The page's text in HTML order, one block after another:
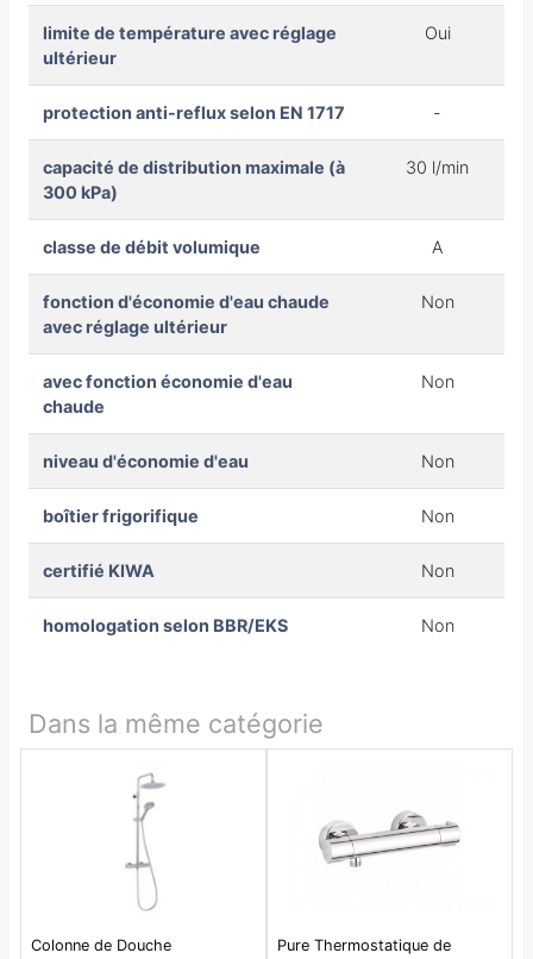
limite de température avec réglage
ultérieur
Oui
protection anti-reflux selon EN 1717 -
capacité de distribution maximale (à
300 kPa)
30 l/min
classe de débit volumique A
fonction d'économie d'eau chaude
avec réglage ultérieur
Non
avec fonction économie d'eau
chaude
Non
niveau d'économie d'eau Non
boîtier frigorifique Non
certifié KIWA Non
homologation selon BBR/EKS Non
Dans la même catégorie
Colonne de Douche
Pure Thermostatique de